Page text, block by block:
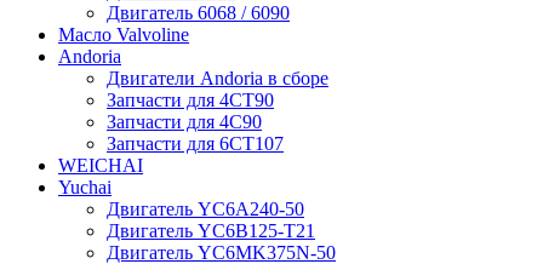
Двигатель 6068 / 6090
Масло Valvoline
Andoria
Двигатели Andoria в сборе
Запчасти для 4CT90
Запчасти для 4С90
Запчасти для 6CT107
WEICHAI
Yuchai
Двигатель YC6A240-50
Двигатель YC6B125-T21
Двигатель YC6MK375N-50